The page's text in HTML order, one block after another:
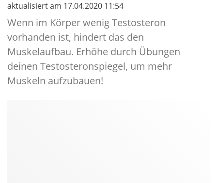
aktualisiert am 17.04.2020 11:54
Wenn im Körper wenig Testosteron
vorhanden ist, hindert das den
Muskelaufbau. Erhöhe durch Übungen
deinen Testosteronspiegel, um mehr
Muskeln aufzubauen!